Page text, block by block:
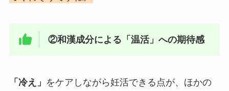
②和漢成分による「温活」への期待感
「冷え」 をケアしながら妊活できる点が、ほかの